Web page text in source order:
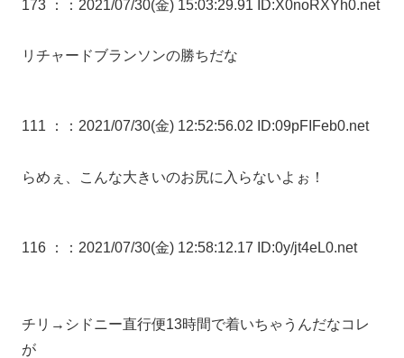
173 ： ：2021/07/30(金) 15:03:29.91 ID:X0noRXYh0.net
リチャードブランソンの勝ちだな
111 ： ：2021/07/30(金) 12:52:56.02 ID:09pFIFeb0.net
らめぇ、こんな大きいのお尻に入らないよぉ！
116 ： ：2021/07/30(金) 12:58:12.17 ID:0y/jt4eL0.net
チリ→シドニー直行便13時間で着いちゃうんだなコレ
が